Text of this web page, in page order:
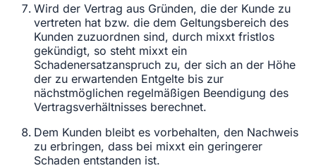
Wird der Vertrag aus Gründen, die der Kunde zu
vertreten hat bzw. die dem Geltungsbereich des
Kunden zuzuordnen sind, durch mixxt fristlos
gekündigt, so steht mixxt ein
Schadenersatzanspruch zu, der sich an der Höhe
der zu erwartenden Entgelte bis zur
nächstmöglichen regelmäßigen Beendigung des
Vertragsverhältnisses berechnet.
Dem Kunden bleibt es vorbehalten, den Nachweis
zu erbringen, dass bei mixxt ein geringerer
Schaden entstanden ist.